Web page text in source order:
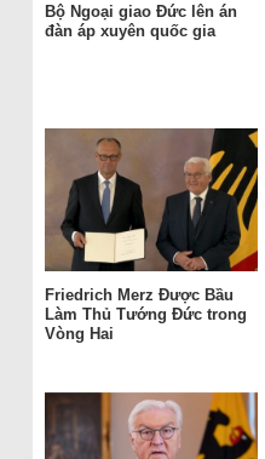
Bộ Ngoại giao Đức lên án
đàn áp xuyên quốc gia
Friedrich Merz Được Bầu
Làm Thủ Tướng Đức trong
Vòng Hai